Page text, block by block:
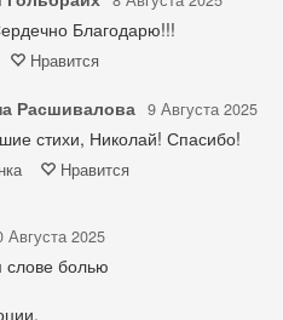
Благодарю!!!
Нравится
Расшивалова 9 Августа 2025
стихи, Николай! Спасибо!
Нравится
Августа 2025
слове болью